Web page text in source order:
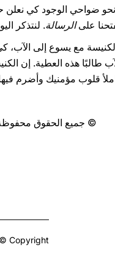
ضواحي الوجود كي نعلن
علىالرسالة. لنتذكر
مع يسوع إلى
طالبًا هذه العطية. إن
قلوب مؤمنيك وأضرم
© جميع الحقوق محفوظة 2013 – حاضرة
Copyright © دائرة الاتصالات